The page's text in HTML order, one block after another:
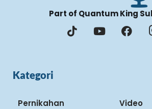
Part of Quantum King
Kategori
Pernikahan
Video